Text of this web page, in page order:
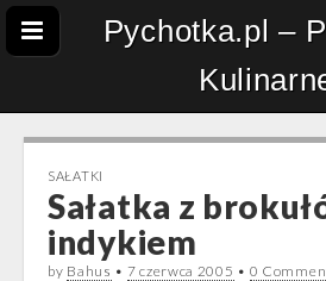
Pychotka.pl –
SAŁATKI
Sałatka z
indykiem
by Bahus • 7 czerwca 2005 • 0